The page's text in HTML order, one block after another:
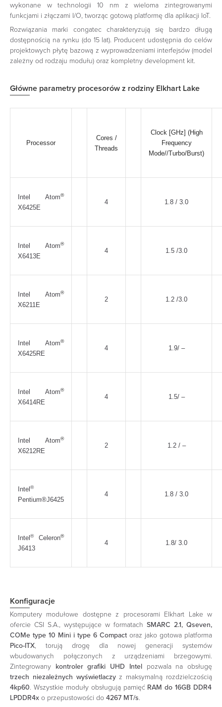
wykonane w technologii 10 nm z wieloma zintegrowanymi
funkcjami i złączami I/O, tworząc gotową platformę dla aplikacji IoT.
Rozwiązania marki congatec charakteryzują się bardzo długą
dostępnością na rynku (do 15 lat). Producent udostępnia do celów
projektowych płytę bazową z wyprowadzeniami interfejsów (model
zależny od rodzaju modułu) oraz kompletny development kit.
Główne parametry procesorów z rodziny Elkhart Lake
Processor
Cores /
Threads
Clock [GHz] (High
Frequency
Mode//Turbo/Burst)
Intel Atom®
X6425E
4 1.8 / 3.0
Intel Atom®
X6413E
4 1.5 /3.0
Intel Atom®
X6211E
2 1.2 /3.0
Intel Atom®
X6425RE
4 1.9/ –
Intel Atom®
X6414RE
4 1.5/ –
Intel Atom®
X6212RE
2 1.2 / –
Intel®
Pentium®J6425
4 1.8 / 3.0
Intel®Celeron®
J6413
4 1.8/ 3.0
Konfiguracje
Komputery modułowe dostępne z procesorami Elkhart Lake w
ofercie CSI S.A., występujące w formatach SMARC 2.1, Qseven,
COMe type 10 Mini i type 6 Compact oraz jako gotowa platforma
Pico-ITX, torują drogę dla nowej generacji systemów
wbudowanych połączonych z urządzeniami brzegowymi.
Zintegrowany kontroler grafiki UHD Intelpozwala na obsługę
trzech niezależnych wyświetlaczyz maksymalną rozdzielczością
4kp60. Wszystkie moduły obsługują pamięć RAM do 16GB DDR4
LPDDR4x o przepustowości do 4267 MT/s.